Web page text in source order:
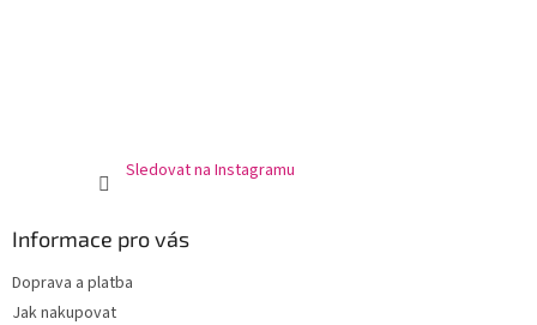
Sledovat na Instagramu
Informace pro vás
Doprava a platba
Jak nakupovat